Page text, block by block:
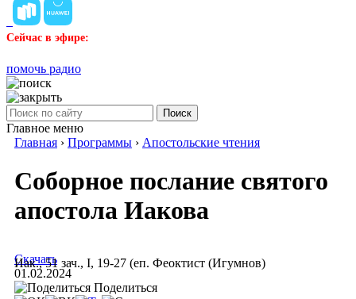
Сейчас в эфире:
помочь радио
Поиск
Главное меню
Главная › Программы › Апостольские чтения
Соборное послание святого
апостола Иакова
Иак., 51 зач., I, 19-27 (еп. Феоктист (Игумнов)
Скачать
01.02.2024
Поделиться